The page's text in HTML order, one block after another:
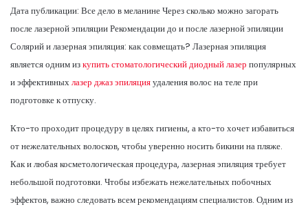
Дата публикации: Все дело в меланине Через сколько можно загорать
после лазерной эпиляции Рекомендации до и после лазерной эпиляции
Солярий и лазерная эпиляция: как совмещать? Лазерная эпиляция
является одним изкупить стоматологический диодный лазер популярных
и эффективныхлазер джаз эпиляцияудаления волос на теле при
подготовке к отпуску.
Кто-то проходит процедуру в целях гигиены, а кто-то хочет избавиться
от нежелательных волосков, чтобы уверенно носить бикини на пляже.
Как и любая косметологическая процедура, лазерная эпиляция требует
небольшой подготовки. Чтобы избежать нежелательных побочных
эффектов, важно следовать всем рекомендациям специалистов. Одним из